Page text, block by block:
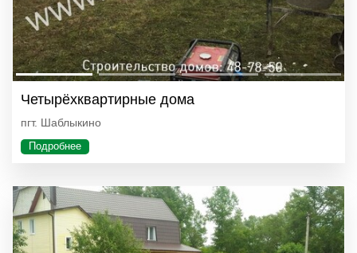
Четырёхквартирные дома
пгт. Шаблыкино
Подробнее